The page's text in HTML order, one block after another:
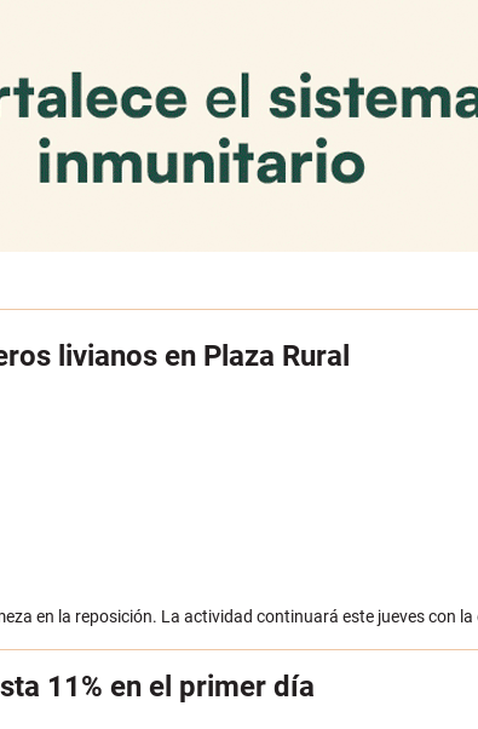
livianos en Plaza Rural
en la reposición. La actividad continuará este jueves con la
11% en el primer día